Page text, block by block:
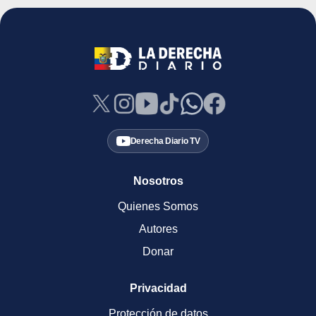
Derecha Diario TV
Nosotros
Quienes Somos
Autores
Donar
Privacidad
Protección de datos